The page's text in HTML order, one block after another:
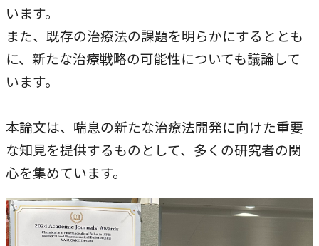
教員紹介
全学教育機構
います。
また、既存の治療法の課題を明らかにするととも
に、新たな治療戦略の可能性についても議論して
います。
本論文は、喘息の新たな治療法開発に向けた重要
な知見を提供するものとして、多くの研究者の関
心を集めています。